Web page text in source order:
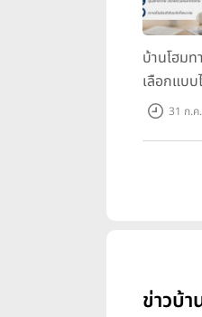
บ้านโฮมท
เลือกแบบ
อนาคตข
31 ก.ค
ข่าวบ้